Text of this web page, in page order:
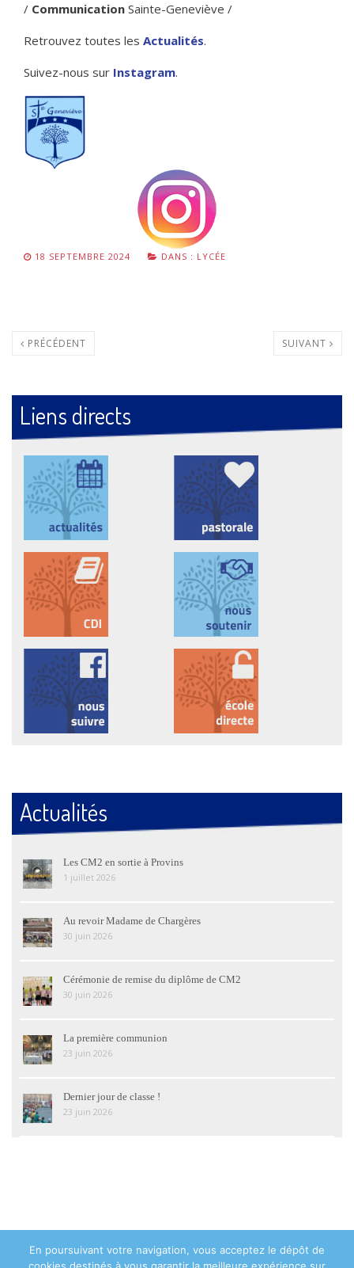
/ Communication Sainte-Geneviève /
Retrouvez toutes les Actualités.
Suivez-nous sur Instagram.
18 SEPTEMBRE 2024 DANS : LYCÉE
PRÉCÉDENT SUIVANT
Liens directs
Actualités
Les CM2 en sortie à Provins
1 juillet 2026
Au revoir Madame de Chargères
30 juin 2026
Cérémonie de remise du diplôme de CM2
30 juin 2026
La première communion
23 juin 2026
Dernier jour de classe !
23 juin 2026
© 2018 Institution Sainte Geneviève Asnières-sur-Seine - 48 avenue de
En poursuivant votre navigation, vous acceptez le dépôt de